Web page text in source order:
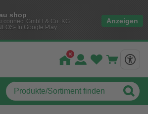
shop
connect GmbH & Co. KG
In Google Play
Anzeigen